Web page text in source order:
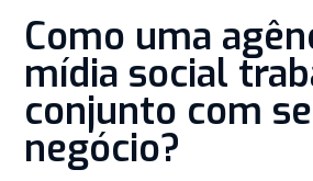
Como uma
mídia social
conjunto com
negócio?